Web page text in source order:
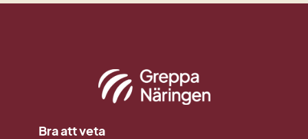
Bra att veta